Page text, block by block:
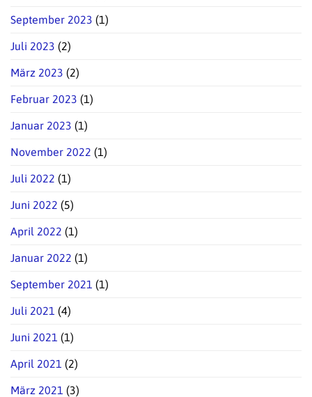
September 2023 (1)
Juli 2023 (2)
März 2023 (2)
Februar 2023 (1)
Januar 2023 (1)
November 2022 (1)
Juli 2022 (1)
Juni 2022 (5)
April 2022 (1)
Januar 2022 (1)
September 2021 (1)
Juli 2021 (4)
Juni 2021 (1)
April 2021 (2)
März 2021 (3)